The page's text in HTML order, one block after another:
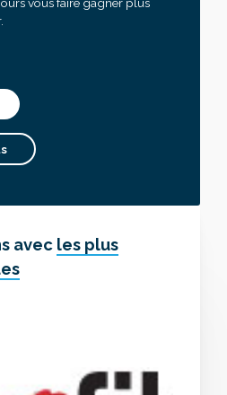
avec les plus